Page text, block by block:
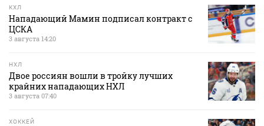
КХЛ
Нападающий Мамин подписал контракт с
ЦСКА
3 августа 14:20
НХЛ
Двое россиян вошли в тройку лучших
крайних нападающих НХЛ
3 августа 07:40
ХОККЕЙ